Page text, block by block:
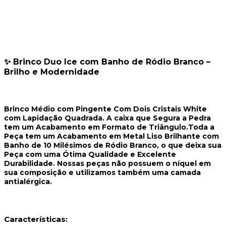
✨ Brinco Duo Ice com Banho de Ródio Branco –
Brilho e Modernidade
Brinco Médio com Pingente Com Dois Cristais White
com Lapidação Quadrada. A caixa que Segura a Pedra
tem um Acabamento em Formato de Triângulo.Toda a
Peça tem um Acabamento em Metal Liso Brilhante com
Banho de 10 Milésimos de Ródio Branco, o que deixa sua
Peça com uma Ótima Qualidade e Excelente
Durabilidade. Nossas peças não possuem o níquel em
sua composição e utilizamos também uma camada
antialérgica.
Características: